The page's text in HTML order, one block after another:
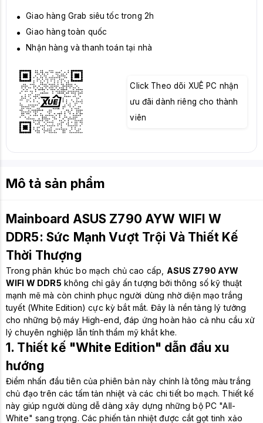
Giao hàng Grab siêu tốc trong 2h
Giao hàng toàn quốc
Nhận hàng và thanh toán tại nhà
Click Theo dõi XUÊ PC nhận
ưu đãi dành riêng cho thành
viên
Mô tả sản phẩm
Mainboard ASUS Z790 AYW WIFI W
DDR5: Sức Mạnh Vượt Trội Và Thiết Kế
Thời Thượng
Trong phân khúc bo mạch chủ cao cấp, ASUS Z790 AYW
WIFI W DDR5 không chỉ gây ấn tượng bởi thông số kỹ thuật
mạnh mẽ mà còn chinh phục người dùng nhờ diện mạo trắng
tuyết (White Edition) cực kỳ bắt mắt. Đây là nền tảng lý tưởng
cho những bộ máy High-end, đáp ứng hoàn hảo cả nhu cầu xử
lý chuyên nghiệp lẫn tính thẩm mỹ khắt khe.
1. Thiết kế "White Edition" dẫn đầu xu
hướng
Điểm nhấn đầu tiên của phiên bản này chính là tông màu trắng
chủ đạo trên các tấm tản nhiệt và các chi tiết bo mạch. Thiết kế
này giúp người dùng dễ dàng xây dựng những bộ PC "All-
White" sang trọng. Các phiến tản nhiệt được cắt gọt tinh xảo